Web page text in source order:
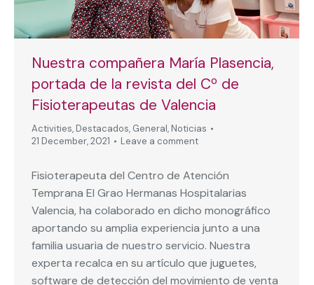
Nuestra compañera María Plasencia,
portada de la revista del Cº de
Fisioterapeutas de Valencia
Activities, Destacados, General, Noticias
21 December, 2021
Leave a comment
Fisioterapeuta del Centro de Atención
Temprana El Grao Hermanas Hospitalarias
Valencia, ha colaborado en dicho monográfico
aportando su amplia experiencia junto a una
familia usuaria de nuestro servicio. Nuestra
experta recalca en su artículo que juguetes,
software de detección del movimiento de venta